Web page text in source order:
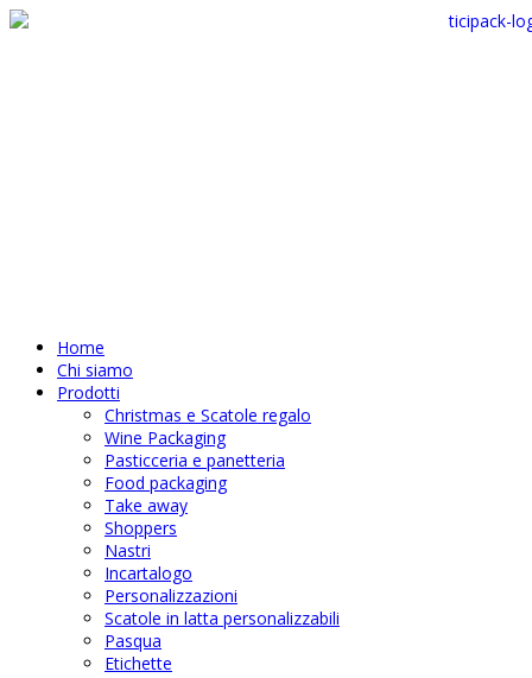
Home
Chi siamo
Prodotti
Christmas e Scatole regalo
Wine Packaging
Pasticceria e panetteria
Food packaging
Take away
Shoppers
Nastri
Incartalogo
Personalizzazioni
Scatole in latta personalizzabili
Pasqua
Etichette